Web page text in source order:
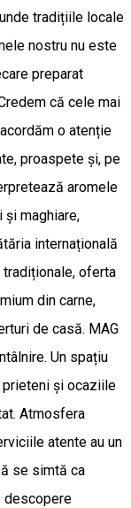
tradițiile locale
nostru nu este
preparat
că cele mai
o atenție
proaspete și, pe
aromele
maghiare,
internațională
oferta
din carne,
de casă. MAG
Un spațiu
și ocaziile
Atmosfera
atente au un
se simtă ca
descopere